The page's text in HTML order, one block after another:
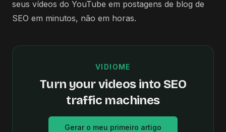
seus vídeos do YouTube em postagens de blog de
SEO em minutos, não em horas.
VIDIOME
Turn your videos into SEO
traffic machines
Gerar o meu primeiro artigo